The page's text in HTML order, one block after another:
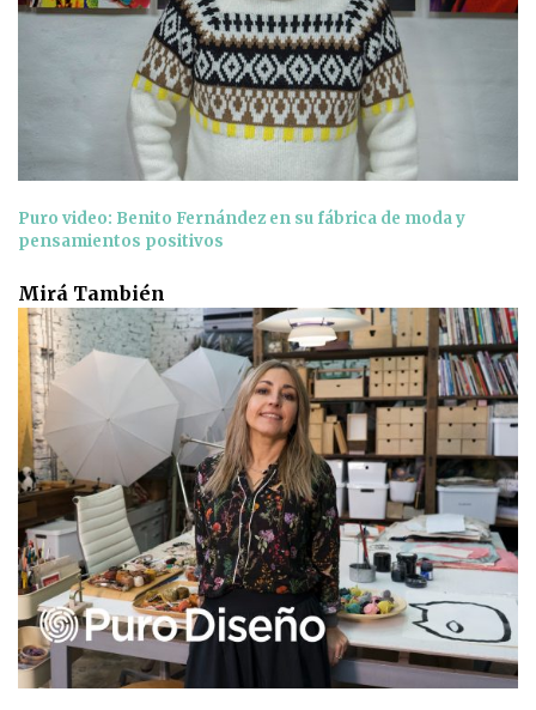
Puro video: Benito Fernández en su fábrica de moda y
pensamientos positivos
Mirá También